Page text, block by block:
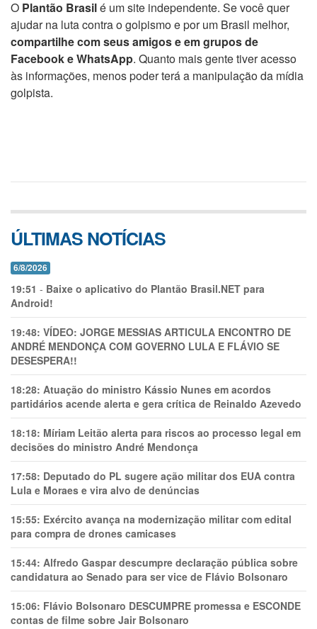
O Plantão Brasilé um site independente. Se você quer
ajudar na luta contra o golpismo e por um Brasil melhor,
compartilhe com seus amigos e em grupos de
Facebook e WhatsApp. Quanto mais gente tiver acesso
às informações, menos poder terá a manipulação da mídia
golpista.
ÚLTIMAS NOTÍCIAS
6/8/2026
19:51 - Baixe o aplicativo do Plantão Brasil.NET para
Android!
19:48: VÍDEO: JORGE MESSIAS ARTICULA ENCONTRO DE
ANDRÉ MENDONÇA COM GOVERNO LULA E FLÁVIO SE
DESESPERA!!
18:28: Atuação do ministro Kássio Nunes em acordos
partidários acende alerta e gera crítica de Reinaldo Azevedo
18:18: Míriam Leitão alerta para riscos ao processo legal em
decisões do ministro André Mendonça
17:58: Deputado do PL sugere ação militar dos EUA contra
Lula e Moraes e vira alvo de denúncias
15:55: Exército avança na modernização militar com edital
para compra de drones camicases
15:44: Alfredo Gaspar descumpre declaração pública sobre
candidatura ao Senado para ser vice de Flávio Bolsonaro
15:06: Flávio Bolsonaro DESCUMPRE promessa e ESCONDE
contas de filme sobre Jair Bolsonaro